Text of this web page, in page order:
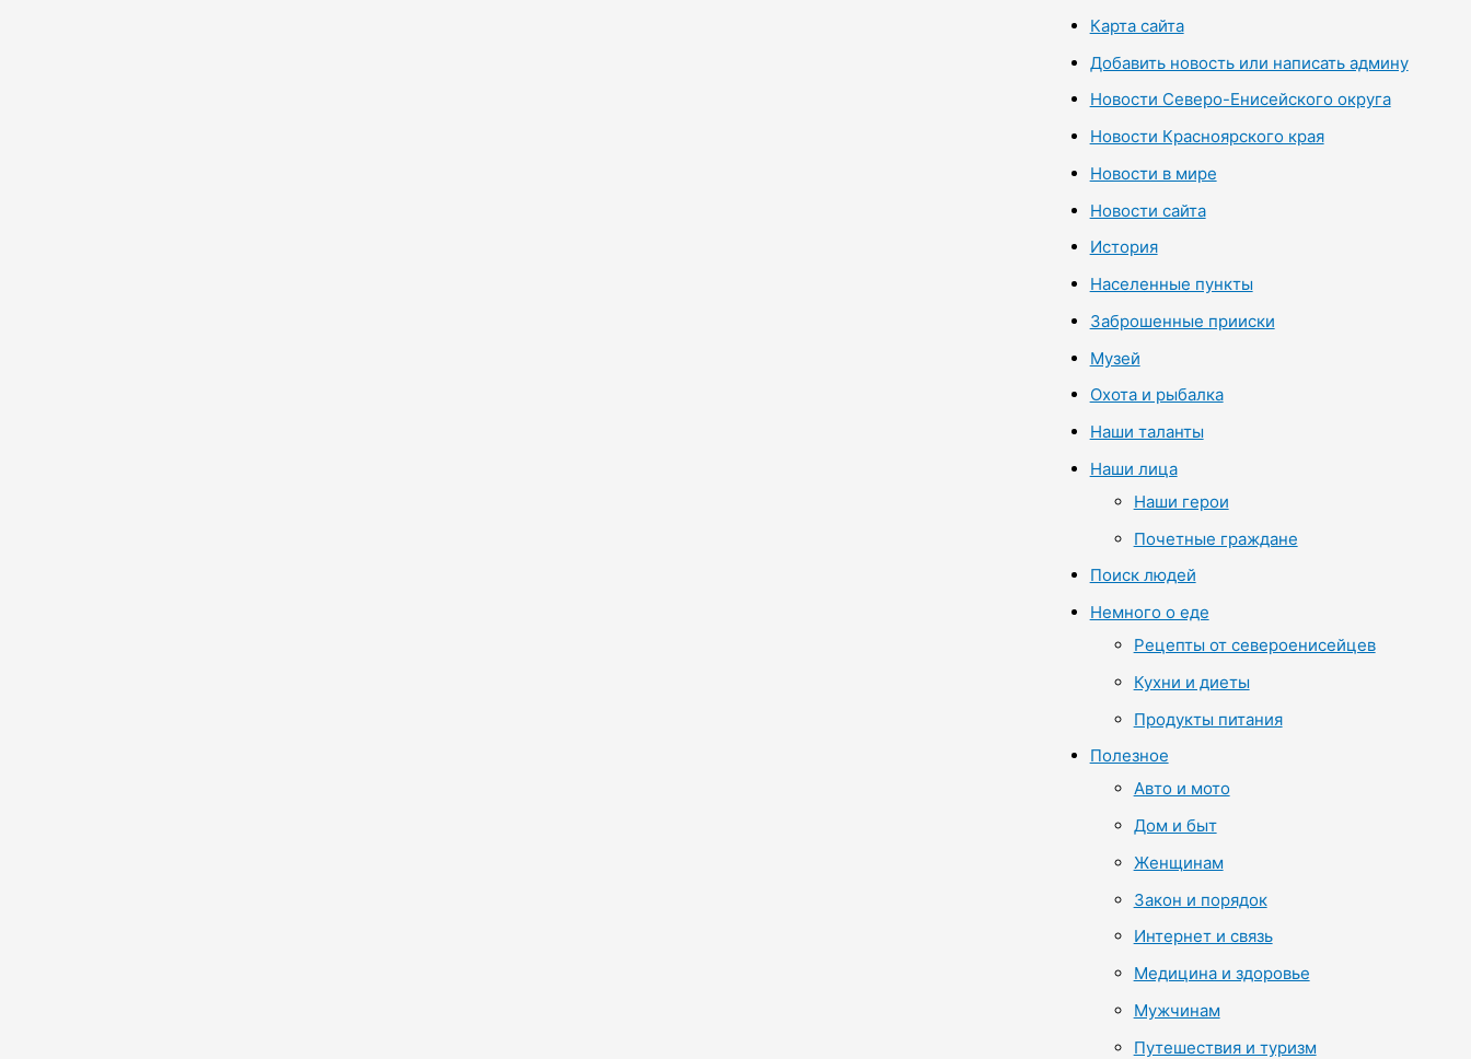
Карта сайта
Добавить новость или написать админу
Новости Северо-Енисейского округа
Новости Красноярского края
Новости в мире
Новости сайта
История
Населенные пункты
Заброшенные прииски
Музей
Охота и рыбалка
Наши таланты
Наши лица
Наши герои
Почетные граждане
Поиск людей
Немного о еде
Рецепты от североенисейцев
Кухни и диеты
Продукты питания
Полезное
Авто и мото
Дом и быт
Женщинам
Закон и порядок
Интернет и связь
Медицина и здоровье
Мужчинам
Путешествия и туризм